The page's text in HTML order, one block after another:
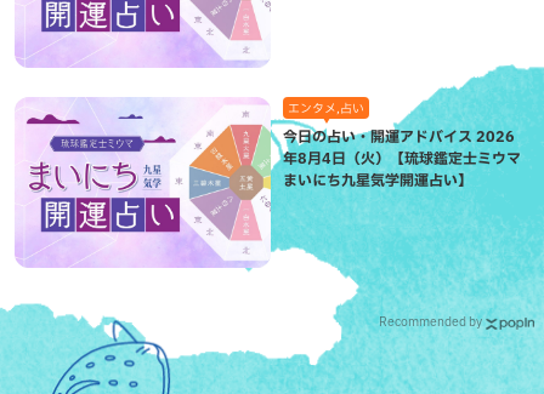
エンタメ,占い
今日の占い・開運アドバイス 2026
年8月4日（火）【琉球鑑定士ミウマ
まいにち九星気学開運占い】
Recommended by